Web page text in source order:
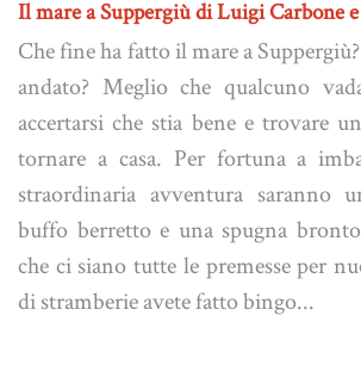
Il mare a Suppergiù di Luigi Carbone
Che fine ha fatto il mare a
andato? Meglio che qualcuno
accertarsi che stia bene e trovare
tornare a casa. Per fortuna a
straordinaria avventura saranno
buffo berretto e una spugna
che ci siano tutte le premesse per
di stramberie avete fatto bingo...